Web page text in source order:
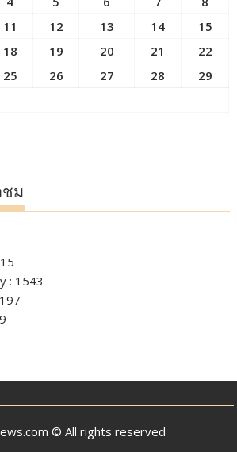
11 12 13 14
15
18 19 20 21
22
25 26 27 28
29
ชม
: 1543
© All rights reserved